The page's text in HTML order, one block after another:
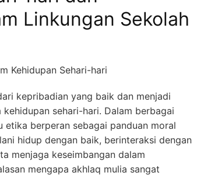
Linkungan Sekolah
Kehidupan Sehari-hari
kepribadian yang baik dan menjadi
sehari-hari. Dalam berbagai
etika berperan sebagai panduan moral
hidup dengan baik, berinteraksi dengan
menjaga keseimbangan dalam
mengapa akhlaq mulia sangat